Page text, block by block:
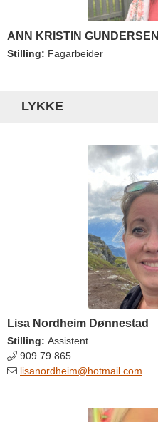
ANN KRISTIN GUNDERSEN
Stilling: Fagarbeider
LYKKE
Lisa Nordheim Dønnestad
Stilling: Assistent
909 79 865
lisanordheim@hotmail.com